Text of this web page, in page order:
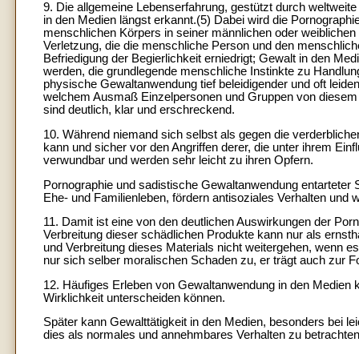
9. Die allgemeine Lebenserfahrung, gestützt durch
in den Medien längst erkannt.(5) Dabei wird die
menschlichen Körpers in seiner männlichen oder
Verletzung, die die menschliche Person und den
Befriedigung der Begierlichkeit erniedrigt; Gewalt in den
werden, die grundlegende menschliche Instinkte zu
physische Gewaltanwendung tief beleidigender und oft
welchem Ausmaß Einzelpersonen und Gruppen von
sind deutlich, klar und erschreckend.
10. Während niemand sich selbst als gegen die
kann und sicher vor den Angriffen derer, die unter ihrem
verwundbar und werden sehr leicht zu ihren Opfern.
Pornographie und sadistische Gewaltanwendung
Ehe- und Familienleben, fördern antisoziales Verhalten
11. Damit ist eine von den deutlichen Auswirkungen der
Verbreitung dieser schädlichen Produkte kann nur als
und Verbreitung dieses Materials nicht weitergehen, wenn
nur sich selber moralischen Schaden zu, er trägt auch zur
12. Häufiges Erleben von Gewaltanwendung in den
Wirklichkeit unterscheiden können.
Später kann Gewalttätigkeit in den Medien, besonders bei
dies als normales und annehmbares Verhalten zu